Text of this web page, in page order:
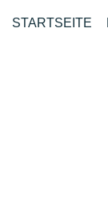
STARTSEITE